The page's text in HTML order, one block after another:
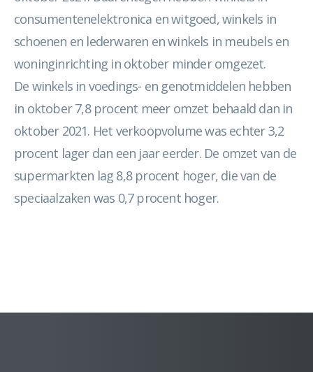
consumentenelektronica en witgoed, winkels in
schoenen en lederwaren en winkels in meubels en
woninginrichting in oktober minder omgezet.
De winkels in voedings- en genotmiddelen hebben
in oktober 7,8 procent meer omzet behaald dan in
oktober 2021. Het verkoopvolume was echter 3,2
procent lager dan een jaar eerder. De omzet van de
supermarkten lag 8,8 procent hoger, die van de
speciaalzaken was 0,7 procent hoger.